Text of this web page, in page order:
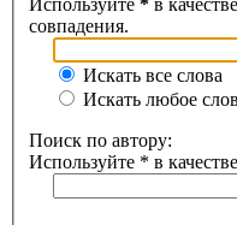
Используйте * в
совпадения.
Искать все слова
Искать любое
Поиск по автору:
Используйте * в